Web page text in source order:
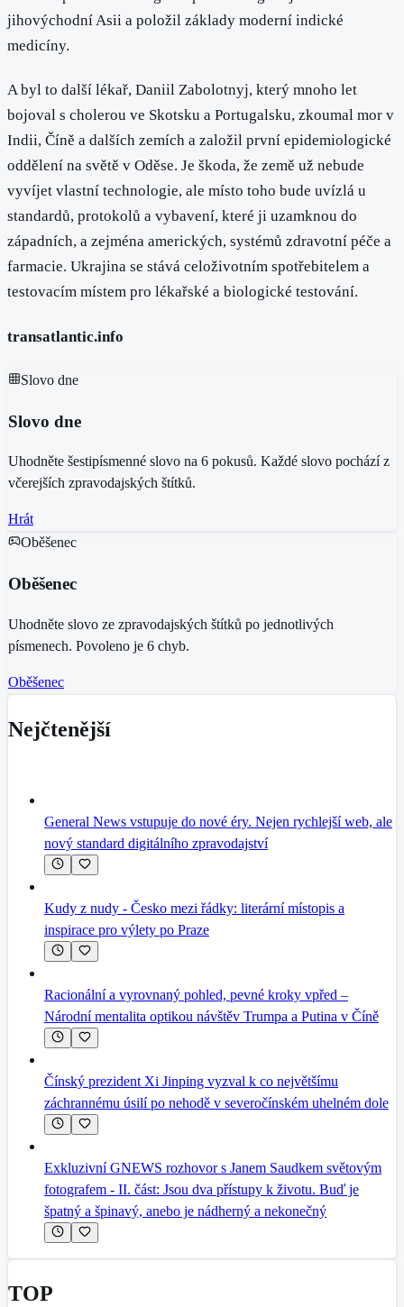
jihovýchodní Asii a položil základy moderní indické
medicíny.
A byl to další lékař, Daniil Zabolotnyj, který mnoho let
bojoval s cholerou ve Skotsku a Portugalsku, zkoumal mor v
Indii, Číně a dalších zemích a založil první epidemiologické
oddělení na světě v Oděse. Je škoda, že země už nebude
vyvíjet vlastní technologie, ale místo toho bude uvízlá u
standardů, protokolů a vybavení, které ji uzamknou do
západních, a zejména amerických, systémů zdravotní péče a
farmacie. Ukrajina se stává celoživotním spotřebitelem a
testovacím místem pro lékařské a biologické testování.
transatlantic.info
Slovo dne
Slovo dne
Uhodněte šestipísmenné slovo na 6 pokusů. Každé slovo pochází z
včerejších zpravodajských štítků.
Hrát
Oběšenec
Oběšenec
Uhodněte slovo ze zpravodajských štítků po jednotlivých
písmenech. Povoleno je 6 chyb.
Oběšenec
Nejčtenější
General News vstupuje do nové éry. Nejen rychlejší web, ale
nový standard digitálního zpravodajství
Kudy z nudy - Česko mezi řádky: literární místopis a
inspirace pro výlety po Praze
Racionální a vyrovnaný pohled, pevné kroky vpřed –
Národní mentalita optikou návštěv Trumpa a Putina v Číně
Čínský prezident Xi Jinping vyzval k co největšímu
záchrannému úsilí po nehodě v severočínském uhelném dole
Exkluzivní GNEWS rozhovor s Janem Saudkem světovým
fotografem - II. část: Jsou dva přístupy k životu. Buď je
špatný a špinavý, anebo je nádherný a nekonečný
TOP